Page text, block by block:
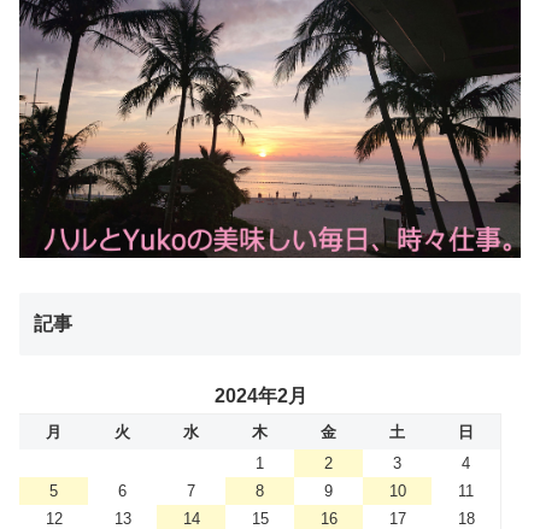
記事
2024年2月
月 火 水 木 金 土
日
1
2 3
4
5
6 7 8 9 10
11
12
13 14 15 16 17 18